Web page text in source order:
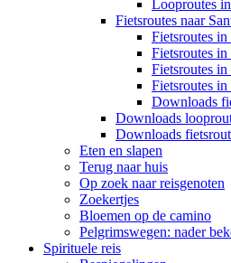
Looproutes
Fietsroutes naar
Fietsroutes
Fietsroutes
Fietsroutes
Fietsroutes in
Downloads
Downloads
Downloads
Eten en slapen
Terug naar huis
Op zoek naar reisgenoten
Zoekertjes
Bloemen op de camino
Pelgrimswegen: nader
Spirituele reis